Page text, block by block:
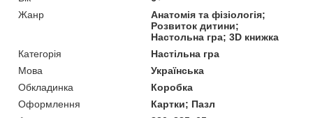
Жанр
Анатомія та фізіологія;
Розвиток дитини;
Настольна гра; 3D книжка
Категорія
Настільна гра
Мова
Українська
Обкладинка
Коробка
Оформлення
Картки; Пазл